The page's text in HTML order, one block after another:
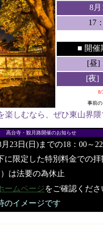
8月
17
■ 開催
[昼]
[夜]
8/
事前
楽しむなら、ぜひ東山界隈
高台寺・観月路開催のお知らせ
23日(日)までの18：00～
に限定した特別料金での拝
は法要の為休止
ームページをご確認くださ
のイメージです